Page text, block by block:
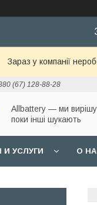
Зараз у компанії
(67) 128-88-28
Allbattery — ми
поки інші шукають
И УСЛУГИ О